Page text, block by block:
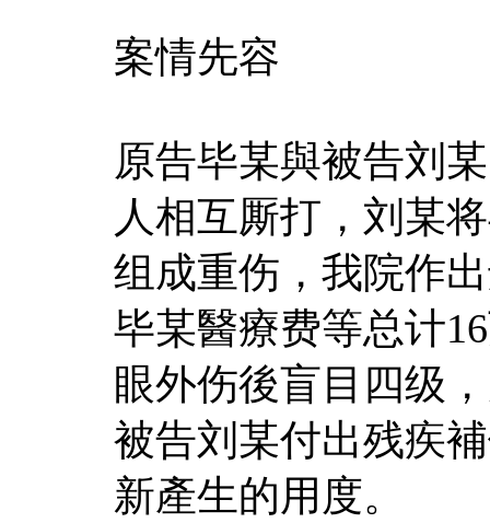
案情先容
原告毕某與被告刘
人相互厮打，刘某
组成重伤，我院作
毕某醫療费等总计
眼外伤後盲目四级
被告刘某付出残疾
新產生的用度。